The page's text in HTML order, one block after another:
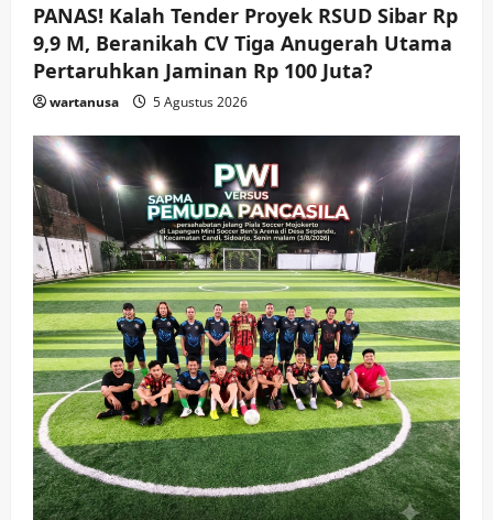
5
Keagamaan Pemerintahan
Hadir di Pengajian Qurrota A’yun,
Wabup Sidoarjo Minta Doa Jamaah
Agar Tetap Amanah Memimpin
wartanusa 4 Agustus 2026
PANAS! Kalah Tender Proyek RSUD Sibar Rp
9,9 M, Beranikah CV Tiga Anugerah Utama
Pertaruhkan Jaminan Rp 100 Juta?
wartanusa 5 Agustus 2026